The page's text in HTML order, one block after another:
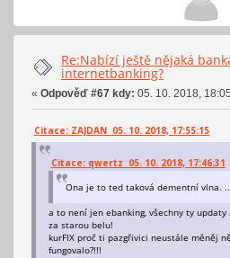
Re:Nabízí ještě nějaká
internetbanking?
« Odpověď #67 kdy: 05. 10. 2018,
Citace: ZAJDAN 05. 10. 2018, 17:55:15
Citace: qwertz 05. 10. 2018, 17:46:31
Ona je to ted taková dementní vlna.
a to není jen ebanking, všechny ty updaty
za starou belu!
kurFIX proč ti pazgřivici neustále měněj
fungovalo?!!!